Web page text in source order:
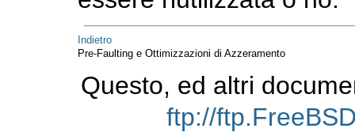
Indietro
Pre-Faulting e Ottimizzazioni di Azzeramento
Questo, ed altri
ftp://